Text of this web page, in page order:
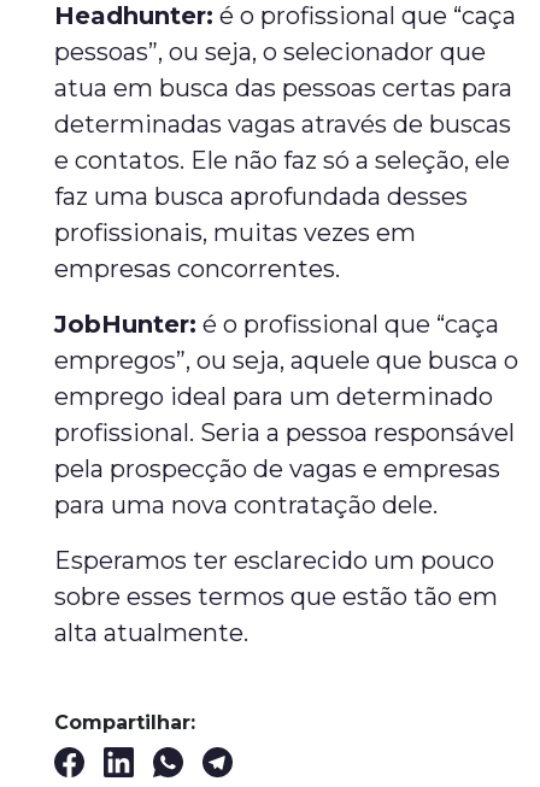
Headhunter: é o profissional que “caça
pessoas”, ou seja, o selecionador que
atua em busca das pessoas certas para
determinadas vagas através de buscas
e contatos. Ele não faz só a seleção, ele
faz uma busca aprofundada desses
profissionais, muitas vezes em
empresas concorrentes.
JobHunter: é o profissional que “caça
empregos”, ou seja, aquele que busca o
emprego ideal para um determinado
profissional. Seria a pessoa responsável
pela prospecção de vagas e empresas
para uma nova contratação dele.
Esperamos ter esclarecido um pouco
sobre esses termos que estão tão em
alta atualmente.
Compartilhar: